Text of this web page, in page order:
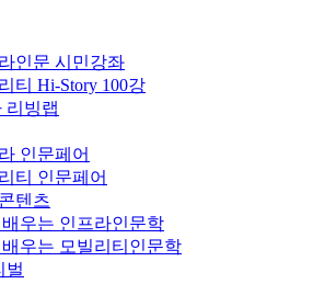
인문 시민강좌
티 Hi-Story 100강
리빙랩
인문페어
티 인문페어
텐츠
우는 인프라인문학
우는 모빌리티인문학
벌